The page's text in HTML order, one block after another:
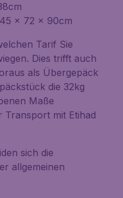
x 72 x 90cm
Tarif Sie
Dies trifft auch
als Übergepäck
die 32kg
Maße
mit Etihad
sich die
allgemeinen